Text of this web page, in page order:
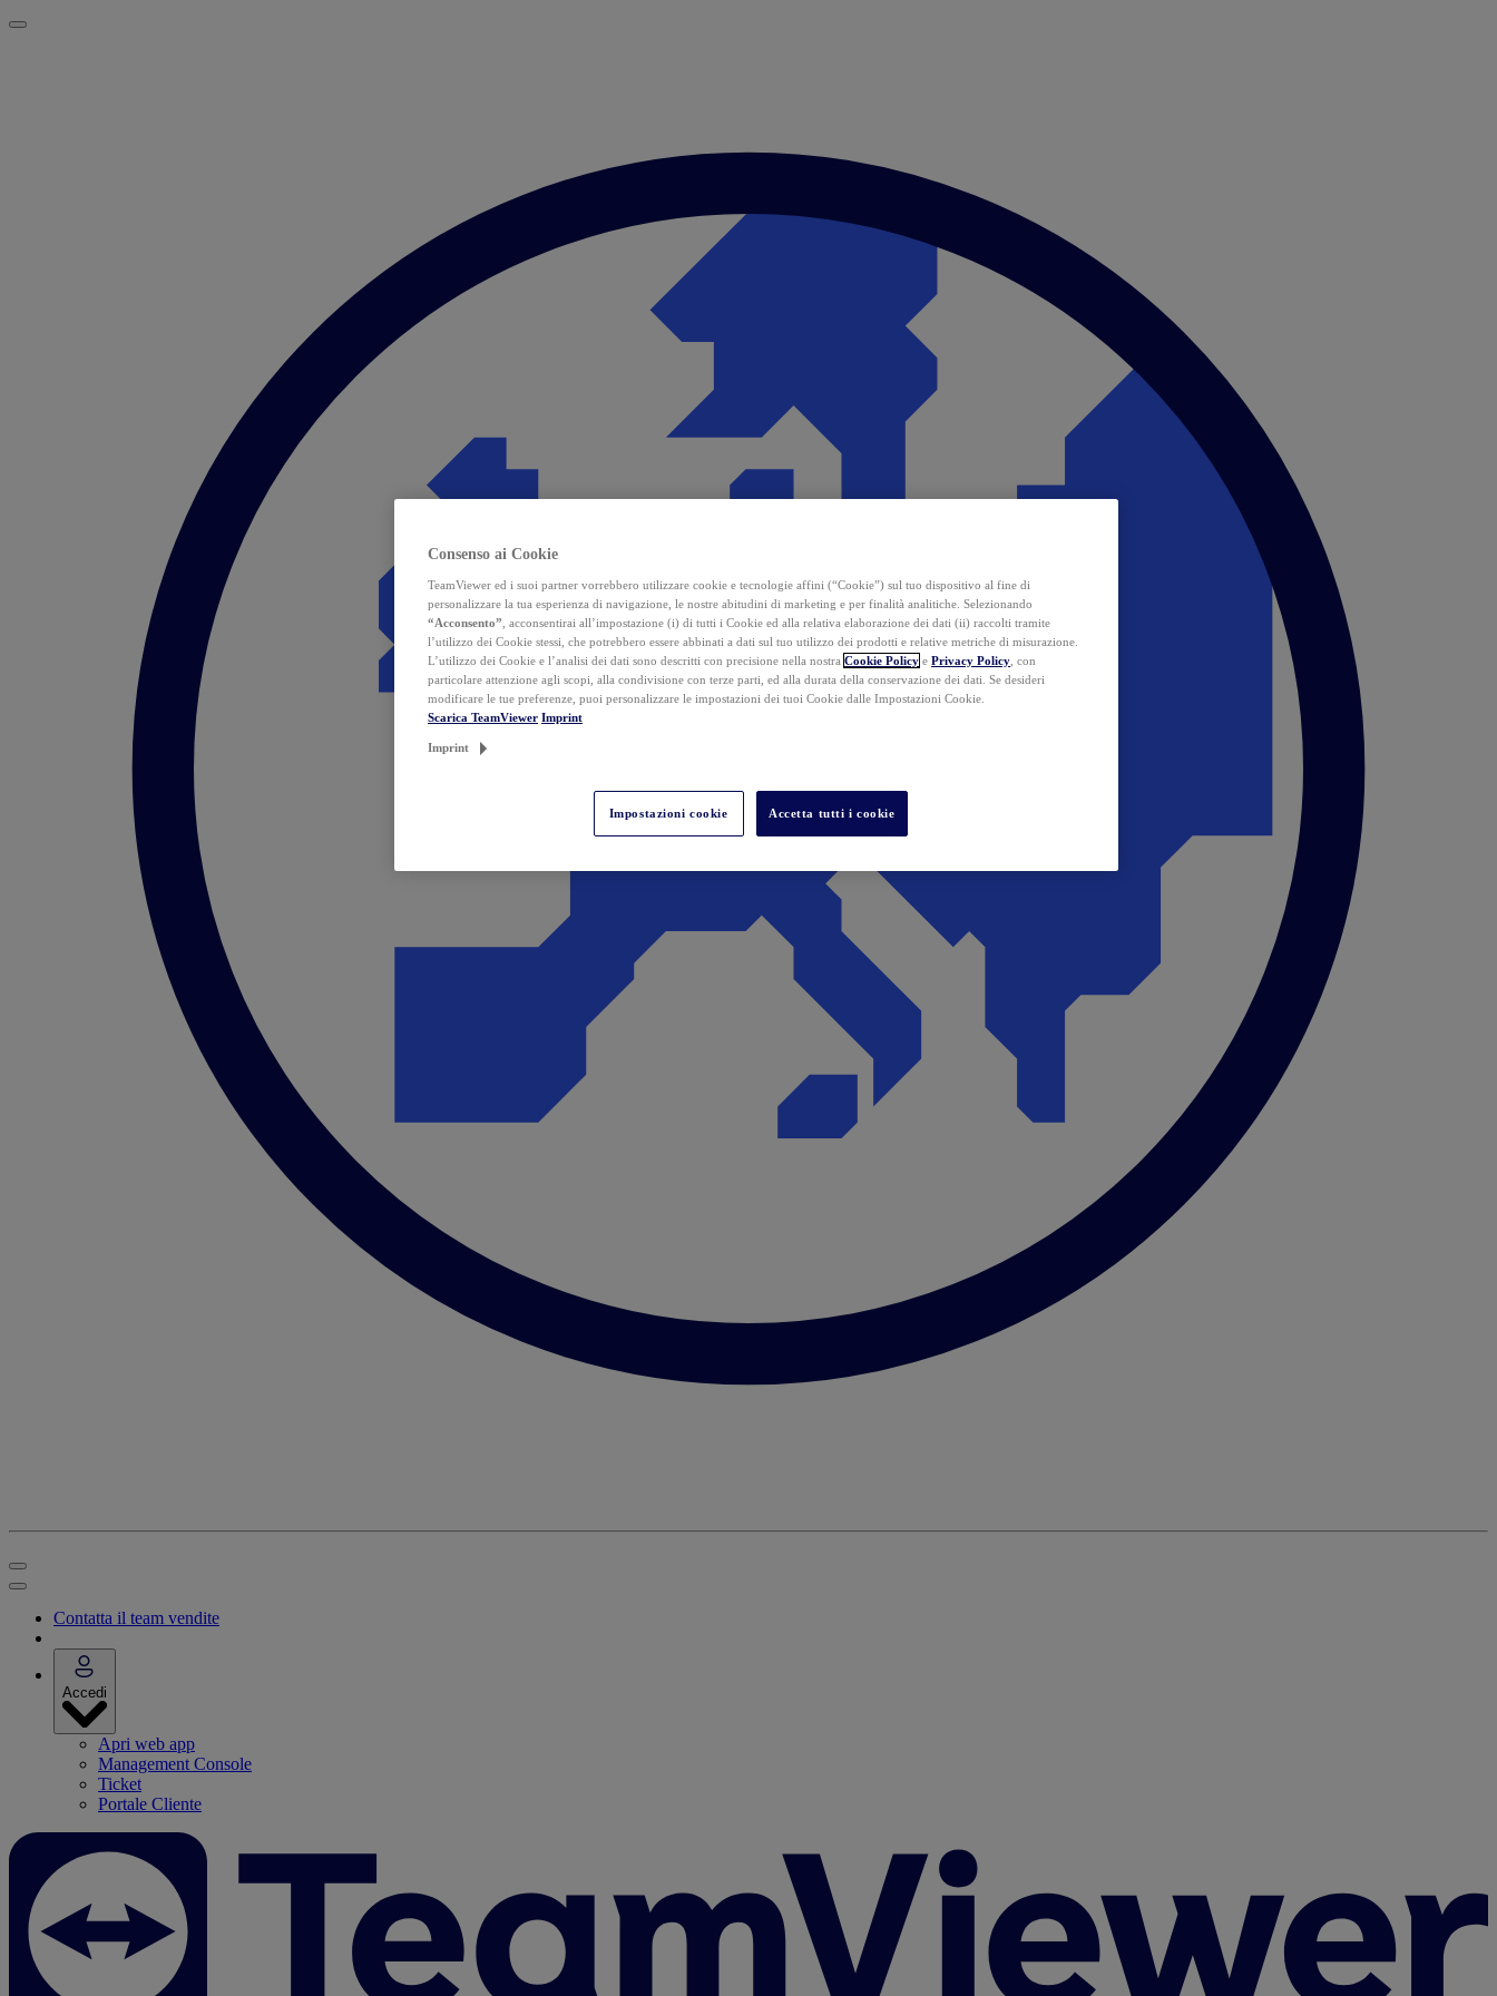
Contatta il team vendite
Accedi
Apri web app
Management Console
Ticket
Portale Cliente
Consenso ai Cookie
TeamViewer ed i suoi partner vorrebbero utilizzare cookie e tecnologie affini (“Cookie”) sul tuo dispositivo al fine di
personalizzare la tua esperienza di navigazione, le nostre abitudini di marketing e per finalità analitiche. Selezionando
“Acconsento” , acconsentirai all’impostazione (i) di tutti i Cookie ed alla relativa elaborazione dei dati (ii) raccolti tramite
l’utilizzo dei Cookie stessi, che potrebbero essere abbinati a dati sul tuo utilizzo dei prodotti e relative metriche di misurazione.
L’utilizzo dei Cookie e l’analisi dei dati sono descritti con precisione nella nostra Cookie Policy e Privacy Policy , con
particolare attenzione agli scopi, alla condivisione con terze parti, ed alla durata della conservazione dei dati. Se desideri
modificare le tue preferenze, puoi personalizzare le impostazioni dei tuoi Cookie dalle Impostazioni Cookie.
Scarica TeamViewer Imprint
Imprint
Impostazioni cookie Accetta tutti i cookie